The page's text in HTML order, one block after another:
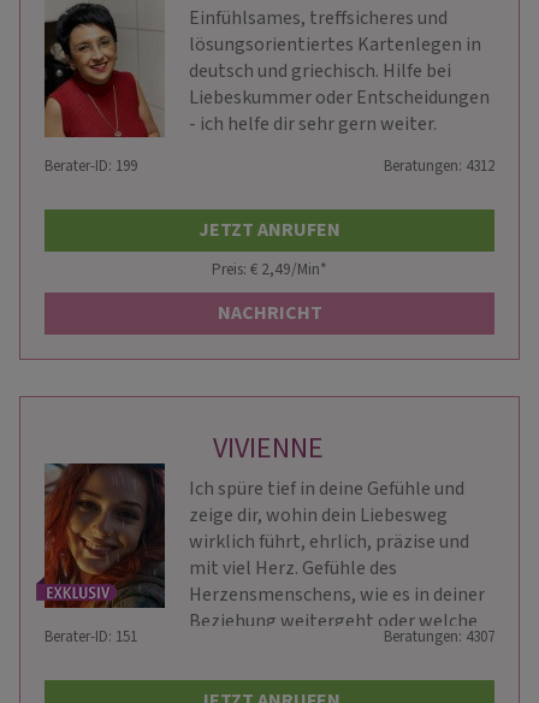
Einfühlsames, treffsicheres und
lösungsorientiertes Kartenlegen in
deutsch und griechisch. Hilfe bei
Liebeskummer oder Entscheidungen
- ich helfe dir sehr gern weiter.
Berater-ID: 199 Beratungen: 4312
JETZT ANRUFEN
Preis: € 2,49/Min*
NACHRICHT
VIVIENNE
Ich spüre tief in deine Gefühle und
zeige dir, wohin dein Liebesweg
wirklich führt, ehrlich, präzise und
mit viel Herz. Gefühle des
Herzensmenschens, wie es in deiner
Beziehung weitergeht oder welche
Chancen dich im Beruf erwarten - ich
sehe alles.
Berater-ID: 151 Beratungen: 4307